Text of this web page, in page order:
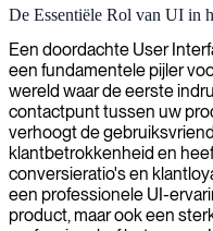
Gebruikersinterface ontwerp
Wij bieden vakkundige UI-
creëren van moderne
en zakelijke groei stimuleren.
De Essentiële Rol van UI in
Een doordachte User
een fundamentele pijler
wereld waar de eerste
contactpunt tussen uw
verhoogt de
klantbetrokkenheid en
conversieratio's en
een professionele UI-
product, maar ook een